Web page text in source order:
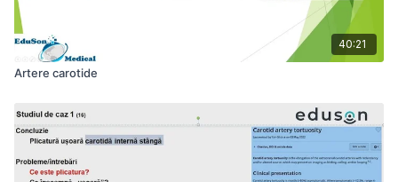
40:21
Artere carotide